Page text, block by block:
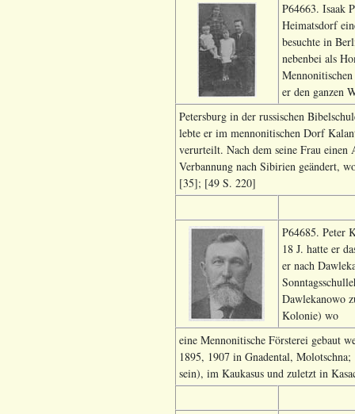
P64663. Isaak
Heimatsdorf
besuchte in
nebenbei als
er den ganzen
Petersburg in der russischen
lebte er im mennonitischen Dorf
verurteilt. Nach dem seine Frau einen
Verbannung nach Sibirien geändert,
[35]; [49 S. 220]
P64685. Peter
18 J. hatte er
er nach
Dawlekanowo
Kolonie) wo
eine Mennonitische Försterei gebaut
1895, 1907 in Gnadental,
sein), im Kaukasus und zuletzt in